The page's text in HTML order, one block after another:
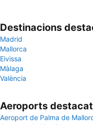
Destinacions
Madrid
Mallorca
Eivissa
Màlaga
València
Aeroports
Aeroport de Palma de